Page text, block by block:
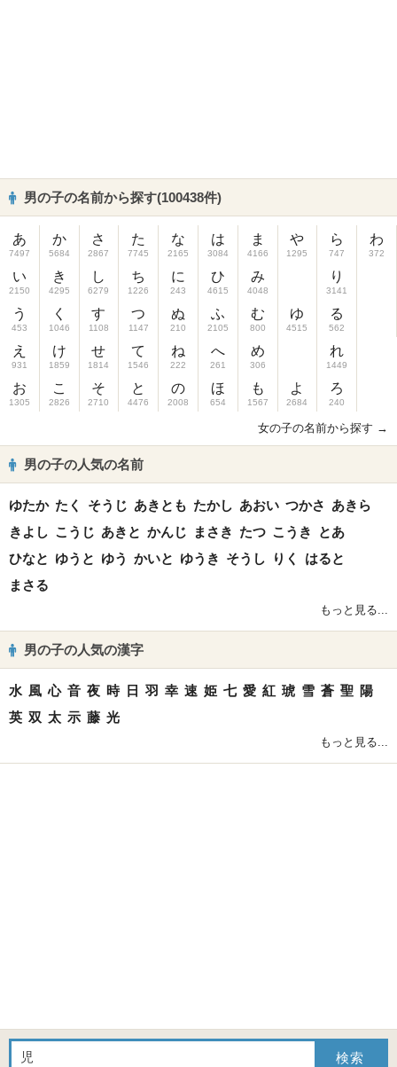
男の子の名前から探す(100438件)
あ
7497
い
2150
う
453
え
931
お
1305
か
5684
き
4295
く
1046
け
1859
こ
2826
さ
2867
し
6279
す
1108
せ
1814
そ
2710
た
7745
ち
1226
つ
1147
て
1546
と
4476
な
2165
に
243
ぬ
210
ね
222
の
2008
は
3084
ひ
4615
ふ
2105
へ
261
ほ
654
ま
4166
み
4048
む
800
め
306
も
1567
や
1295
ゆ
4515
よ
2684
ら
747
り
3141
る
562
れ
1449
ろ
240
わ
372
女の子の名前から探す →
男の子の人気の名前
ゆたか たく そうじ あきとも たかし あおい つかさ あきら
きよし こうじ あきと かんじ まさき たつ こうき
とあ
ひなと ゆうと ゆう かいと ゆうき そうし りく
はると
まさる
もっと見る...
男の子の人気の漢字
水 風 心 音 夜 時 日 羽 幸 速 姫 七 愛 紅 琥 雪 蒼 聖 陽
英 双 太 示 藤 光
もっと見る...